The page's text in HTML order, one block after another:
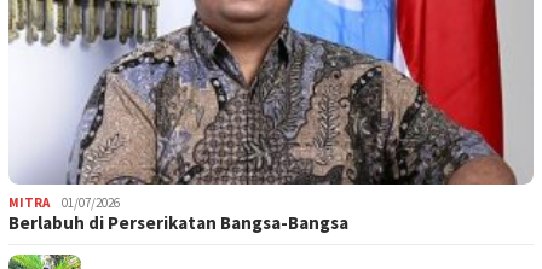
MITRA 01/07/2026
Berlabuh di Perserikatan Bangsa-Bangsa